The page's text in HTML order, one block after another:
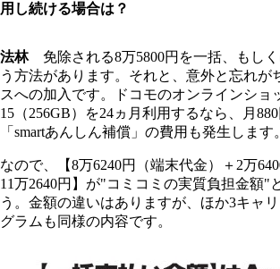
用し続ける場合は？
法林免除される8万5800円を一括、もし
う方法があります。それと、意外と忘れが
スへの加入です。ドコモのオンラインショ
15（256GB）を24ヵ月利用するなら、月
「smartあんしん補償」の費用も発生します。
なので、【8万6240円（端末代金）＋2万
11万2640円】が"コミコミの実質負担金額"
う。金額の違いはありますが、ほか3キャ
グラムも同様の内容です。